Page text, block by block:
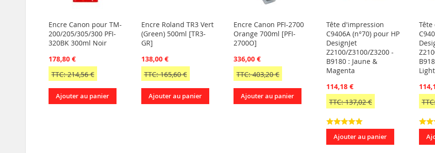
Encre Canon pour TM-
200/205/305/300 PFI-
320BK 300ml Noir
178,80 €
TTC: 214,56 €
Ajouter au panier
Encre Roland TR3 Vert
(Green) 500ml [TR3-
GR]
138,00 €
TTC: 165,60 €
Ajouter au panier
Encre Canon PFI-2700
Orange 700ml [PFI-
2700O]
336,00 €
TTC: 403,20 €
Ajouter au panier
Tête d'impression
C9406A (n°70) pour HP
DesignJet
Z2100/Z3100/Z3200 -
B9180 : Jaune &
Magenta
114,18 €
TTC: 137,02 €
Ajouter au panier